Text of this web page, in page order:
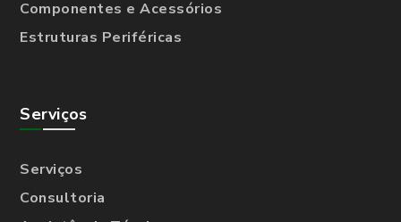
Componentes e Acessórios
Estruturas Periféricas
Serviços
Serviços
Consultoria